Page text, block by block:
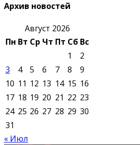
Архив новостей
Август 2026
Пн Вт Ср Чт Пт Сб Вс
1
2
3
4 5 6 7 8
9
10 11 12 13 14 15 16
17 18 19 20 21 22 23
24 25 26 27 28 29 30
31
« Июл